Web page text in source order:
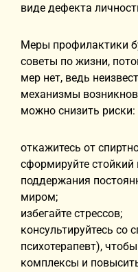
виде дефекта
Меры профилактики
советы по жизни,
мер нет, ведь
механизмы
можно снизить риски:
откажитесь от
сформируйте
поддержания
миром;
избегайте стрессов;
консультируйтесь со
психотерапевт),
комплексы и